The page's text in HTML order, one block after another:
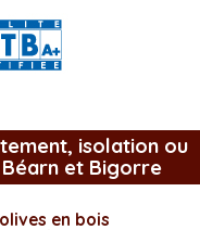
isolation ou
et Bigorre
en bois